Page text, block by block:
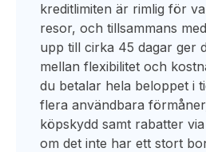
kreditlimiten är rimlig för
resor, och tillsammans
upp till cirka 45 dagar ger
mellan flexibilitet och
du betalar hela beloppet i
flera användbara
köpskydd samt rabatter
om det inte har ett stort